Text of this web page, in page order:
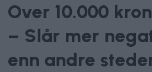
Over 10.000
– Slår mer
enn andre